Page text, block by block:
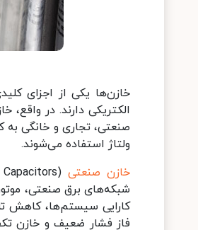
خازن‌ها یکی از اجزای
الکتریکی دارند. در
صنعتی، تجاری و خانگی به
ولتاژ استفاده می‌شوند.
خازن‌ صنعتی
شبکه‌های برق صنعتی،
کارایی سیستم‌ها، کاهش
فاز فشار ضعیف و خازن